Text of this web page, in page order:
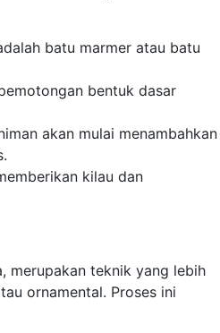
batu marmer atau batu
bentuk dasar
akan mulai menambahkan
kilau dan
merupakan teknik yang lebih
ornamental. Proses ini